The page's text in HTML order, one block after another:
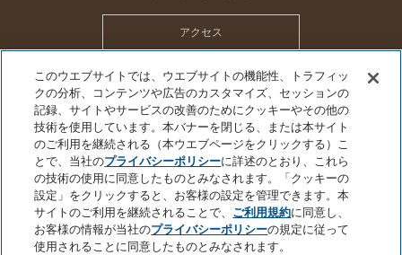
アクセス
ホテル トップ メールマガジン 採用情報 CSR SDGs
ハイアット グローバル プライバシーポリシー クッキーセンター
個人情報を販売または共有しないでください プライバシーポリシー 会社概要
サイトのご利用について サイトマップ
©2026 Hyatt Corporation
このウエブサイトでは、ウエブサイトの機能性、トラフィッ
クの分析、コンテンツや広告のカスタマイズ、セッションの
記録、サイトやサービスの改善のためにクッキーやその他の
技術を使用しています。本バナーを閉じる、または本サイト
のご利用を継続される（本ウエブページをクリックする）こ
とで、当社のプライバシーポリシーに詳述のとおり、これら
の技術の使用に同意したものとみなされます。「クッキーの
設定」をクリックすると、お客様の設定を管理できます。本
サイトのご利用を継続されることで、 ご利用規約に同意し、
お客様の情報が当社のプライバシーポリシーの規定に従って
使用されることに同意したものとみなされます。